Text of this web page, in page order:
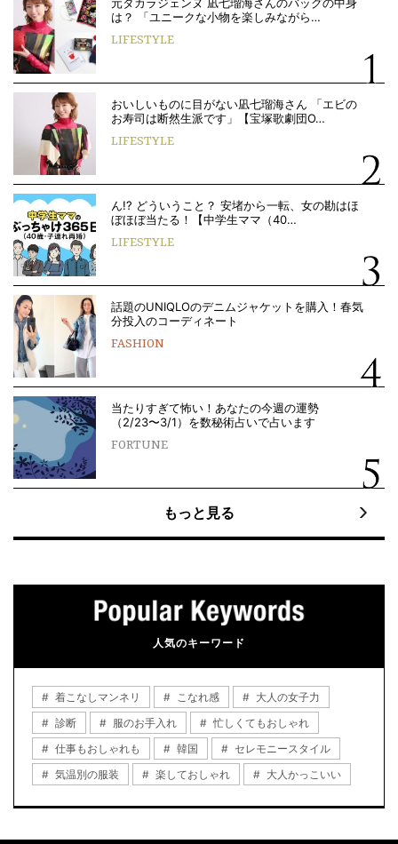
は？ 「ユニークな小物を楽しみながら…
LIFESTYLE
おいしいものに目がない凪七瑠海さん 「エビの
お寿司は断然生派です」【宝塚歌劇団O…
LIFESTYLE
ん!? どういうこと？ 安堵から一転、女の勘はほ
ぼほぼ当たる！【中学生ママ（40…
LIFESTYLE
話題のUNIQLOのデニムジャケットを購入！春気
分投入のコーディネート
FASHION
当たりすぎて怖い！あなたの今週の運勢
（2/23〜3/1）を数秘術占いで占います
FORTUNE
もっと見る
人気のキーワード
着こなしマンネリ こなれ感
大人の女子力
診断
服のお手入れ
忙しくてもおしゃれ
仕事もおしゃれも
韓国
セレモニースタイル
気温別の服装
楽しておしゃれ 大人かっこいい